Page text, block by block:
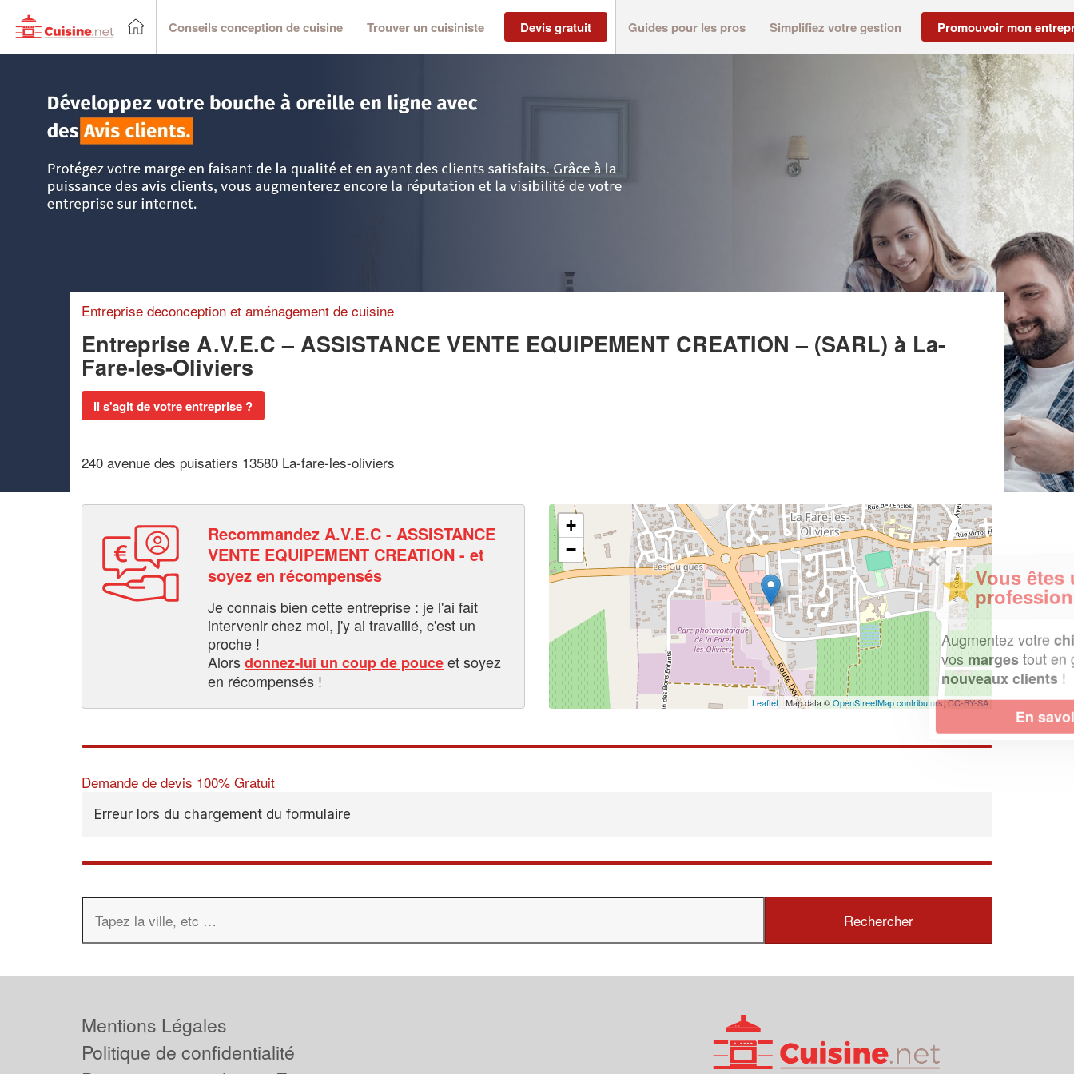
Conseils conception de cuisine Trouver un cuisiniste Devis gratuit Guides pour les pros Simplifiez votre gestion Promouvoir mon
Entreprise A.V.E.C – ASSISTANCE VENTE EQUIPEMENT CREATION –
Entreprise deconception et aménagement de cuisine
Entreprise A.V.E.C – ASSISTANCE VENTE EQUIPEMENT CREATION – (SARL) à La-
Fare-les-Oliviers
Il s'agit de votre entreprise ?
240 avenue des puisatiers 13580 La-fare-les-oliviers
Recommandez A.V.E.C - ASSISTANCE
VENTE EQUIPEMENT CREATION - et
soyez en récompensés
Je connais bien cette entreprise : je l'ai fait
intervenir chez moi, j'y ai travaillé, c'est un
proche !
Alorsdonnez-lui un coup de pouceet soyez
en récompensés !
+
−
Leaflet | Map data ©OpenStreetMap contributors,CC-BY-SA
Demande de devis 100% Gratuit
Erreur lors du chargement du formulaire
✕
Vous êtes un
professionnel ?
Augmentez votre chiffre d'affaireset
vosmargestout en gagnant de
nouveaux clients
!
Mentions Légales
Politique de confidentialité